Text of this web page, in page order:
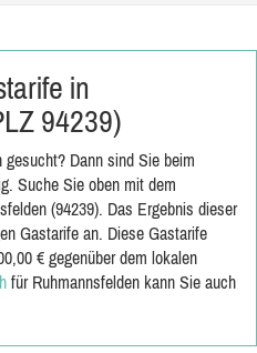
in
94239)
Dann sind Sie beim
Suche Sie oben mit dem
(94239). Das Ergebnis dieser
Gastarife an. Diese Gastarife
€ gegenüber dem lokalen
für Ruhmannsfelden kann Sie auch